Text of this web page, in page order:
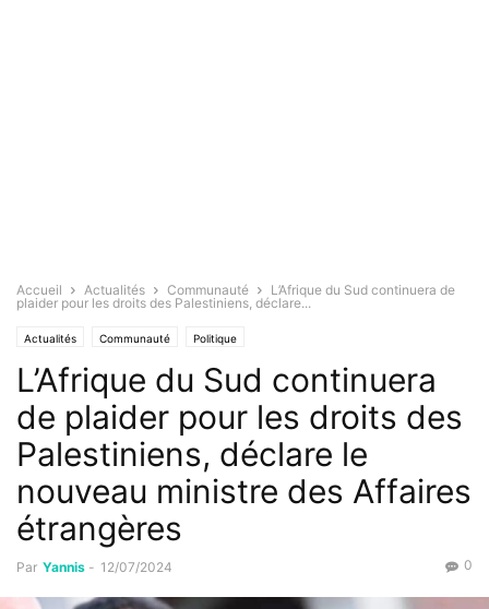
Accueil Actualités Communauté
L’Afrique du Sud continuera de
plaider pour les droits des Palestiniens, déclare...
Actualités Communauté Politique
L’Afrique du Sud continuera
de plaider pour les droits des
Palestiniens, déclare le
nouveau ministre des Affaires
étrangères
Par Yannis - 12/07/2024 0